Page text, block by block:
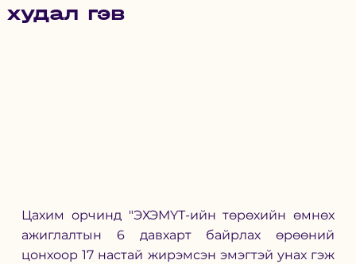
худал гэв
Цахим орчинд "ЭХЭМҮТ-ийн төрөхийн өмнөх
ажиглалтын 6 давхарт байрлах өрөөний
цонхоор 17 настай жирэмсэн эмэгтэй унах гэж